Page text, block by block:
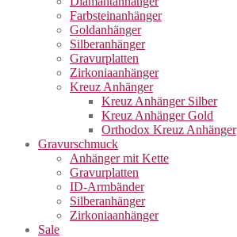
Farbsteinanhänger
Goldanhänger
Silberanhänger
Gravurplatten
Zirkoniaanhänger
Kreuz Anhänger
Kreuz Anhänger Silber
Kreuz Anhänger Gold
Orthodox Kreuz Anhänger
Gravurschmuck
Anhänger mit Kette
Gravurplatten
ID-Armbänder
Silberanhänger
Zirkoniaanhänger
Sale